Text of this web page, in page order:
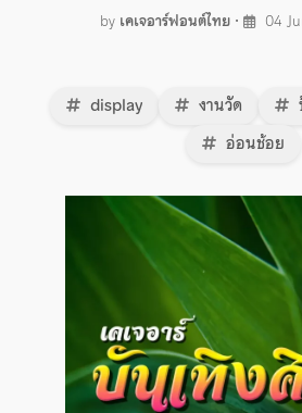
by เคเจอาร์ฟอนต์ไทย • 04
display งานวัด
อ่อนช้อย